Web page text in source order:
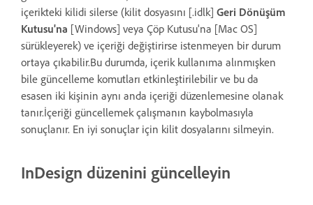
içerikteki kilidi silerse (kilit dosyasını [.idlk] Geri Dönüşüm
Kutusu'na [Windows] veya Çöp Kutusu'na [Mac OS]
sürükleyerek) ve içeriği değiştirirse istenmeyen bir durum
ortaya çıkabilir.Bu durumda, içerik kullanıma alınmışken
bile güncelleme komutları etkinleştirilebilir ve bu da
esasen iki kişinin aynı anda içeriği düzenlemesine olanak
tanır.İçeriği güncellemek çalışmanın kaybolmasıyla
sonuçlanır. En iyi sonuçlar için kilit dosyalarını silmeyin.
InDesign düzenini güncelleyin